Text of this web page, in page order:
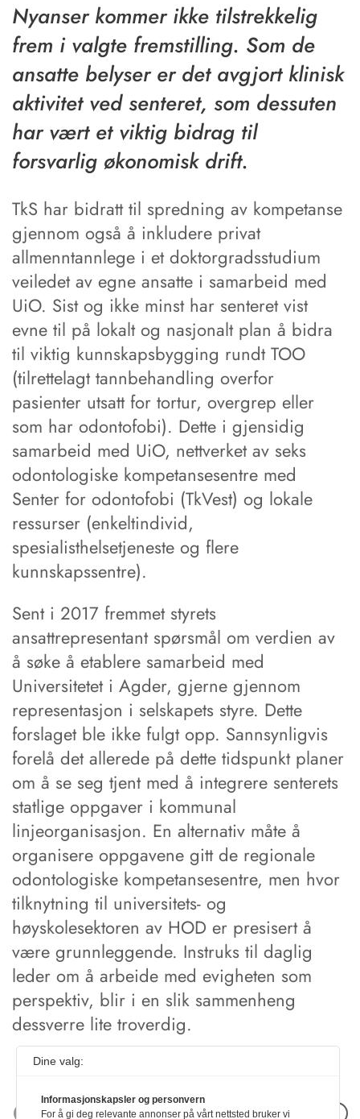
Nyanser kommer ikke tilstrekkelig
frem i valgte fremstilling. Som de
ansatte belyser er det avgjort klinisk
aktivitet ved senteret, som dessuten
har vært et viktig bidrag til
forsvarlig økonomisk drift.
TkS har bidratt til spredning av kompetanse
gjennom også å inkludere privat
allmenntannlege i et doktorgradsstudium
veiledet av egne ansatte i samarbeid med
UiO. Sist og ikke minst har senteret vist
evne til på lokalt og nasjonalt plan å bidra
til viktig kunnskapsbygging rundt TOO
(tilrettelagt tannbehandling overfor
pasienter utsatt for tortur, overgrep eller
som har odontofobi). Dette i gjensidig
samarbeid med UiO, nettverket av seks
odontologiske kompetansesentre med
Senter for odontofobi (TkVest) og lokale
ressurser (enkeltindivid,
spesialisthelsetjeneste og flere
kunnskapssentre).
Sent i 2017 fremmet styrets
ansattrepresentant spørsmål om verdien av
å søke å etablere samarbeid med
Universitetet i Agder, gjerne gjennom
representasjon i selskapets styre. Dette
forslaget ble ikke fulgt opp. Sannsynligvis
forelå det allerede på dette tidspunkt planer
om å se seg tjent med å integrere senterets
statlige oppgaver i kommunal
linjeorganisasjon. En alternativ måte å
organisere oppgavene gitt de regionale
odontologiske kompetansesentre, men hvor
tilknytning til universitets- og
høyskolesektoren av HOD er presisert å
være grunnleggende. Instruks til daglig
leder om å arbeide med evigheten som
perspektiv, blir i en slik sammenheng
dessverre lite troverdig.
Neste artikkel
Dine valg:
Informasjonskapsler og personvern
For å gi deg relevante annonser på vårt nettsted bruker vi